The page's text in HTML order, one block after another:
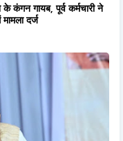
कंगन गायब, पूर्व कर्मचारी ने
दर्ज